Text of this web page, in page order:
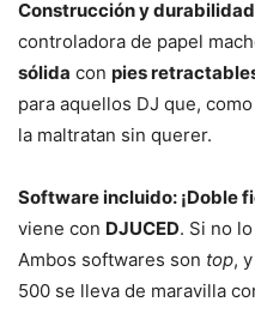
Construcción y durabilidad
controladora de papel
sólida con pies
para aquellos DJ que,
la maltratan sin querer.
Software incluido: ¡Doble
viene con DJUCED. Si no
Ambos softwares son top,
500 se lleva de maravilla